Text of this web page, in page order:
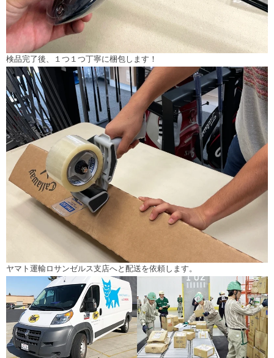
検品完了後、１つ１つ丁寧に梱包します！
ヤマト運輸ロサンゼルス支店へと配送を依頼します。